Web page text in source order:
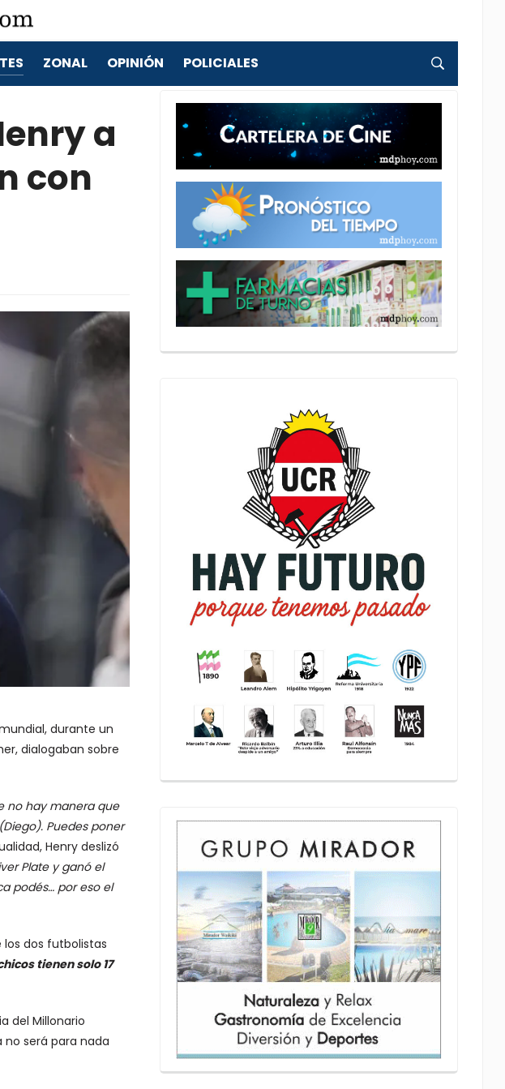
ZONAL OPINIÓN POLICIALES
a
con
durante un
dialogaban sobre
no hay manera que
(Diego). Puedes poner
Henry deslizó
Plate y ganó el
podés… por eso el
dos futbolistas
tienen solo 17
del Millonario
no será para nada